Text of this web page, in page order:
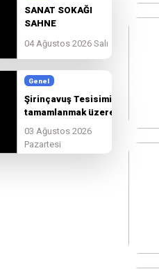
SANAT SOKAĞI
SAHNE
BAŞLADI!
04 Ağustos 2026 Salı
Genel
Şirinçavuş Tesisimiz
tamamlanmak üzere.
03 Ağustos 2026
Pazartesi